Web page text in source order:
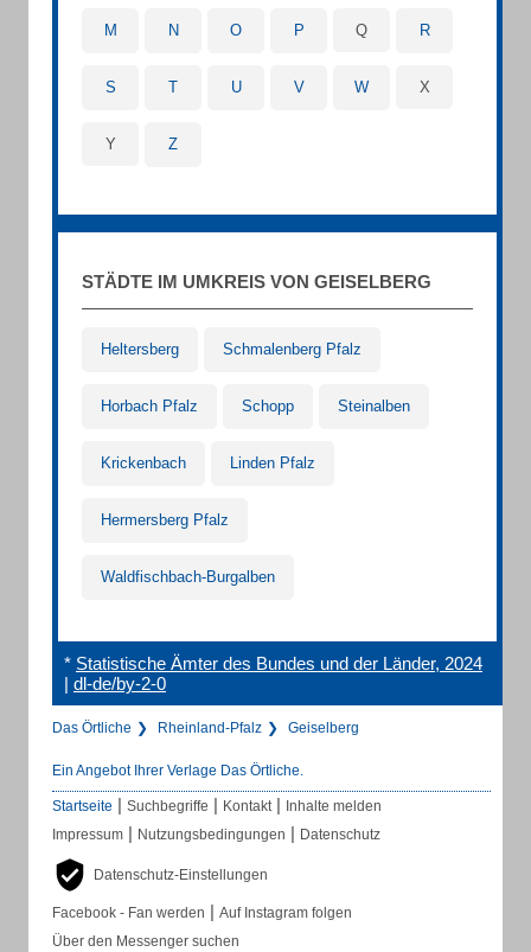
M N O P Q R
S T U V W X
Y Z
STÄDTE IM UMKREIS VON GEISELBERG
Heltersberg Schmalenberg Pfalz
Horbach Pfalz Schopp Steinalben
Krickenbach Linden Pfalz
Hermersberg Pfalz
Waldfischbach-Burgalben
* Statistische Ämter des Bundes und der Länder, 2024
| dl-de/by-2-0
Das Örtliche Rheinland-Pfalz Geiselberg
Ein Angebot Ihrer Verlage Das Örtliche.
Startseite | Suchbegriffe | Kontakt | Inhalte melden
Impressum | Nutzungsbedingungen | Datenschutz
Datenschutz-Einstellungen
Facebook - Fan werden | Auf Instagram folgen
Über den Messenger suchen